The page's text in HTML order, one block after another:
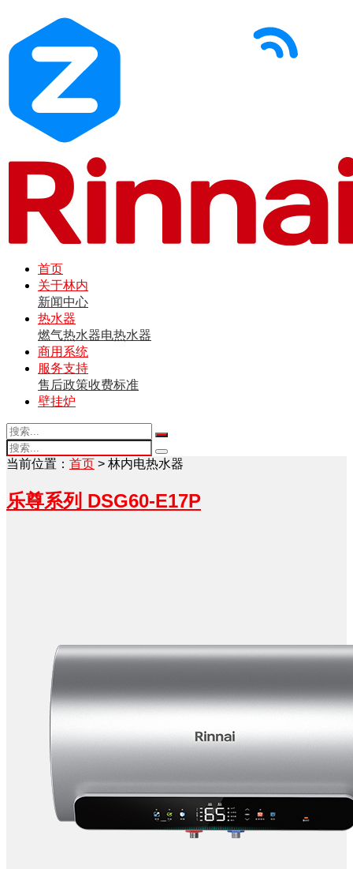
首页
关于林内
新闻中心
热水器
燃气热水器电热水器
商用系统
服务支持
售后政策收费标准
壁挂炉
当前位置： 首页 > 林内电热水器
乐尊系列 DSG60-E17P